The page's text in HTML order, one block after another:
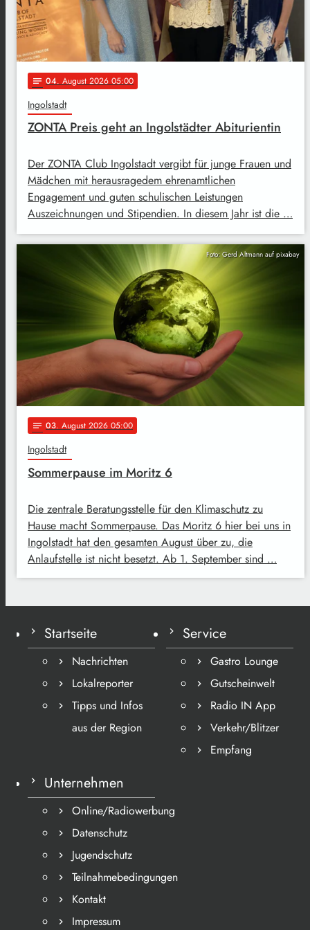
notes 04. August 2026 05:00
Ingolstadt
ZONTA Preis geht an Ingolstädter Abiturientin
Der ZONTA Club Ingolstadt vergibt für junge Frauen und
Mädchen mit herausragedem ehrenamtlichen
Engagement und guten schulischen Leistungen
Auszeichnungen und Stipendien. In diesem Jahr ist die …
Foto: Gerd Altmann auf pixabay
notes 03. August 2026 05:00
Ingolstadt
Sommerpause im Moritz 6
Die zentrale Beratungsstelle für den Klimaschutz zu
Hause macht Sommerpause. Das Moritz 6 hier bei uns in
Ingolstadt hat den gesamten August über zu, die
Anlaufstelle ist nicht besetzt. Ab 1. September sind …
Startseite
Nachrichten
Lokalreporter
Tipps und Infos
aus der Region
Service
Gastro Lounge
Gutscheinwelt
Radio IN App
Verkehr/Blitzer
Empfang
Unternehmen
Online/Radiowerbung
Datenschutz
Jugendschutz
Teilnahmebedingungen
Kontakt
Impressum